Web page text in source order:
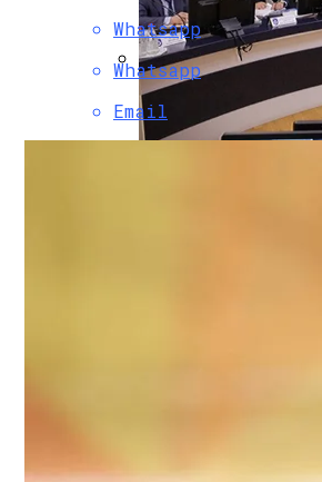
Растущая
Коронавирус В США
В Полиции Провели
Whatsapp
Whatsapp
Email